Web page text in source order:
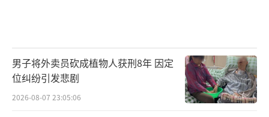
男子将外卖员砍成植物人获刑8年 因定
位纠纷引发悲剧
2026-08-07 23:05:06